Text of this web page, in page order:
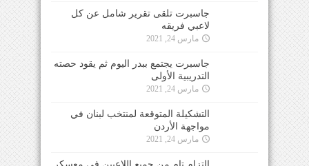
جاسبرت تلقى تقرير شامل عن كل
لاعبي فريقه
مارس 24, 2021
جاسبرت يجتمع ببدر اليوم ثم يقود حصته
التدريبية الأولى
مارس 24, 2021
التشكيلة المتوقعة لمنتخب لبنان في
مواجهة الأردن
مارس 24, 2021